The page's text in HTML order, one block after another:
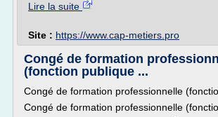
Lire la suite
Site : https://www.cap-metiers.pro
Congé de formation
(fonction publique ...
Congé de formation professionnelle
Congé de formation professionnelle